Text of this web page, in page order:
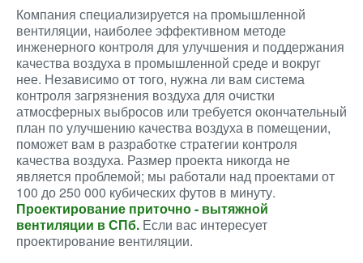
Компания специализируется на промышленной
вентиляции, наиболее эффективном методе
инженерного контроля для улучшения и поддержания
качества воздуха в промышленной среде и вокруг
нее. Независимо от того, нужна ли вам система
контроля загрязнения воздуха для очистки
атмосферных выбросов или требуется окончательный
план по улучшению качества воздуха в помещении,
поможет вам в разработке стратегии контроля
качества воздуха. Размер проекта никогда не
является проблемой; мы работали над проектами от
100 до 250 000 кубических футов в минуту.
Проектирование приточно - вытяжной
вентиляции в СПб. Если вас интересует
проектирование вентиляции.